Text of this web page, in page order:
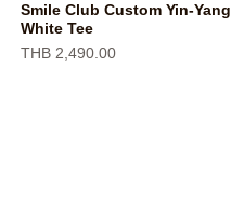
快速瀏覽
Smile Club Custom Yin-Yang
White Tee
價格
THB 2,490.00